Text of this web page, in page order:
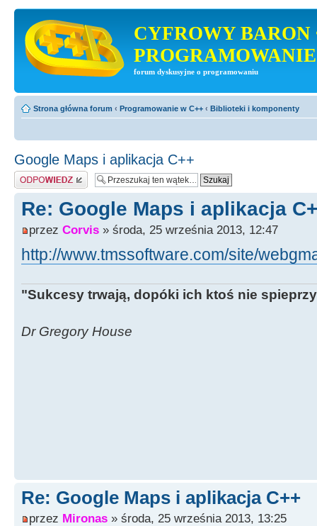
CYFROWY BARON
PROGRAMOWANIE
forum dyskusyjne o programowaniu
Strona główna forum ‹ Programowanie w C++ ‹ Biblioteki i komponenty
Google Maps i aplikacja C++
Odpowiedz
Re: Google Maps i aplikacja
przez Corvis » środa, 25 września 2013, 12:47
http://www.tmssoftware.com/site/
"Sukcesy trwają, dopóki ich ktoś nie
Dr Gregory House
Re: Google Maps i aplikacja C++
przez Mironas » środa, 25 września 2013, 13:25